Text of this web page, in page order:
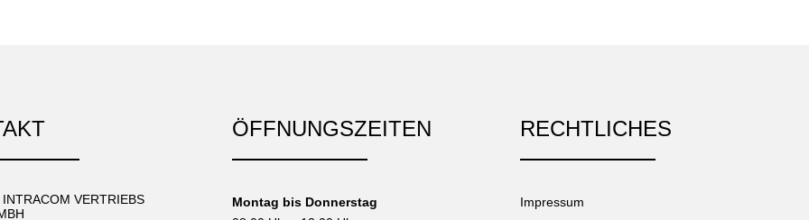
INTRACOM VERTRIEBS
ÖFFNUNGSZEITEN
Montag bis Donnerstag
RECHTLICHES
Impressum